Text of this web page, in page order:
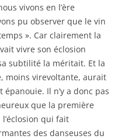
vivons en l’ère
pu observer que le vin
». Car clairement la
vivre son éclosion
subtilité la méritait. Et la
moins virevoltante, aurait
épanouie. Il n’y a donc pas
que la première
qui fait
des danseuses du